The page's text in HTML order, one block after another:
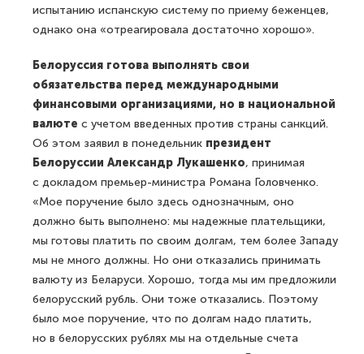
испытанию испанскую систему по приему беженцев,
однако она «отреагировала достаточно хорошо».
Белоруссия готова выполнять свои
обязательства перед международными
финансовыми организациями, но в национальной
валюте с учетом введенных против страны санкций.
Об этом заявил в понедельник президент
Белоруссии Александр Лукашенко, принимая
с докладом премьер-министра Романа Головченко.
«Мое поручение было здесь однозначным, оно
должно быть выполнено: мы надежные плательщики,
мы готовы платить по своим долгам, тем более Западу
мы не много должны. Но они отказались принимать
валюту из Беларуси. Хорошо, тогда мы им предложили
белорусский рубль. Они тоже отказались. Поэтому
было мое поручение, что по долгам надо платить,
но в белорусских рублях мы на отдельные счета